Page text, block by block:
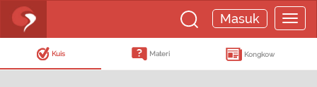
Masuk
Kuis Materi Kongkow